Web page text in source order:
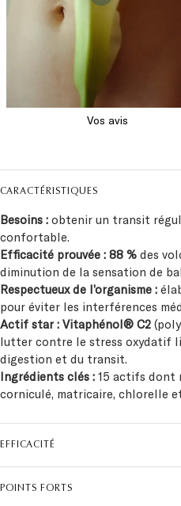
CARACTÉRISTIQUES
Besoins : obtenir un transit
confortable.
Efficacité prouvée : 88 % des
diminution de la sensation de
Respectueux de l’organisme :
pour éviter les interférences
Actif star : Vitaphénol® C2
lutter contre le stress oxydatif
digestion et du transit.
Ingrédients clés : 15 actifs dont
corniculé, matricaire, chlorelle
EFFICACITÉ
POINTS FORTS